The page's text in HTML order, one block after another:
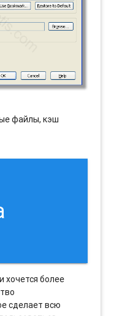
файлы, кэш
хочется более
сделает всю